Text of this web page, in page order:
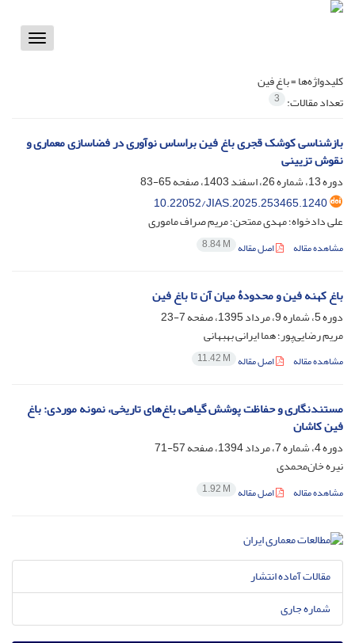
Toggle
کلیدواژه‌ها =باغ فین
تعداد مقالات: 3
بازشناسی کوشک قجری باغ فین براساس نوآوری در فضاسازی معماری و
نقوش تزیینی
دوره 13، شماره 26، اسفند 1403، صفحه
65-83
10.22052/JIAS.2025.253465.1240
علی دادخواه؛ مهدی ممتحن؛ مریم صراف ماموری
مشاهده مقاله اصل مقاله 8.84 M
باغ کهنه فین و محدودۀ میان آن تا باغ فین
دوره 5، شماره 9، مرداد 1395، صفحه
7-23
مریم رضایی‌پور؛ هما ایرانی بهبهانی
مشاهده مقاله اصل مقاله 11.42 M
مستندنگاری و حفاظت پوشش گیاهی باغ‌های تاریخی، نمونه موردی: باغ
فین کاشان
دوره 4، شماره 7، مرداد 1394، صفحه
57-71
نیره خان‌محمدی
مشاهده مقاله اصل مقاله 1.92 M
مقالات آماده انتشار
شماره جاری